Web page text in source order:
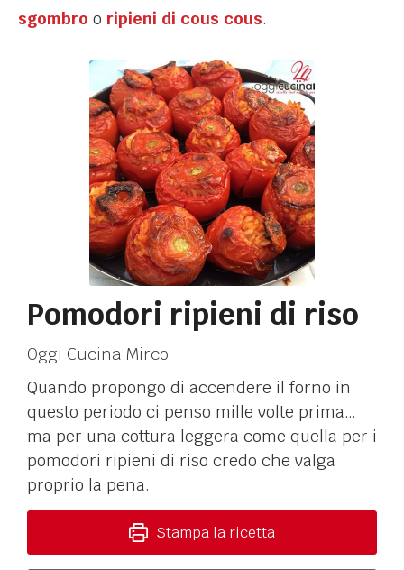
sgombro o ripieni di cous cous.
Pomodori ripieni di riso
Oggi Cucina Mirco
Quando propongo di accendere il forno in
questo periodo ci penso mille volte prima…
ma per una cottura leggera come quella per i
pomodori ripieni di riso credo che valga
proprio la pena.
Stampa la ricetta